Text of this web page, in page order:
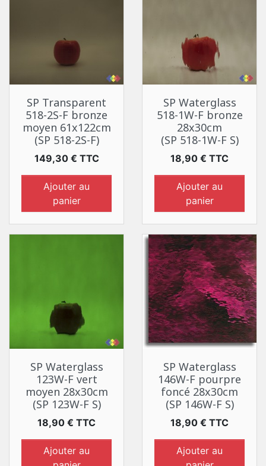
SP Transparent
518-2S-F bronze
moyen 61x122cm
(SP 518-2S-F)
Prix
149,30 € TTC
Ajouter au
panier
SP Waterglass
518-1W-F bronze
28x30cm
(SP 518-1W-F S)
Prix
18,90 € TTC
Ajouter au
panier
SP Waterglass
123W-F vert
moyen 28x30cm
(SP 123W-F S)
Prix
18,90 € TTC
Ajouter au
SP Waterglass
146W-F pourpre
foncé 28x30cm
(SP 146W-F S)
Prix
18,90 € TTC
Ajouter au